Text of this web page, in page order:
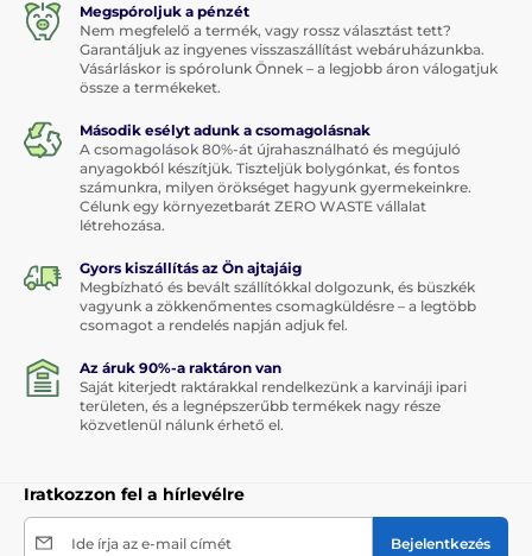
Megspóroljuk a pénzét
Nem megfelelő a termék, vagy rossz választást tett?
Garantáljuk az ingyenes visszaszállítást webáruházunkba.
Vásárláskor is spórolunk Önnek – a legjobb áron válogatjuk
össze a termékeket.
Második esélyt adunk a csomagolásnak
A csomagolások 80%-át újrahasználható és megújuló
anyagokból készítjük. Tiszteljük bolygónkat, és fontos
számunkra, milyen örökséget hagyunk gyermekeinkre.
Célunk egy környezetbarát ZERO WASTE vállalat
létrehozása.
Gyors kiszállítás az Ön ajtajáig
Megbízható és bevált szállítókkal dolgozunk, és büszkék
vagyunk a zökkenőmentes csomagküldésre – a legtöbb
csomagot a rendelés napján adjuk fel.
Az áruk 90%-a raktáron van
Saját kiterjedt raktárakkal rendelkezünk a karvináji ipari
területen, és a legnépszerűbb termékek nagy része
közvetlenül nálunk érhető el.
Iratkozzon fel a hírlevélre
Ide írja az e-mail címét Bejelentkezés